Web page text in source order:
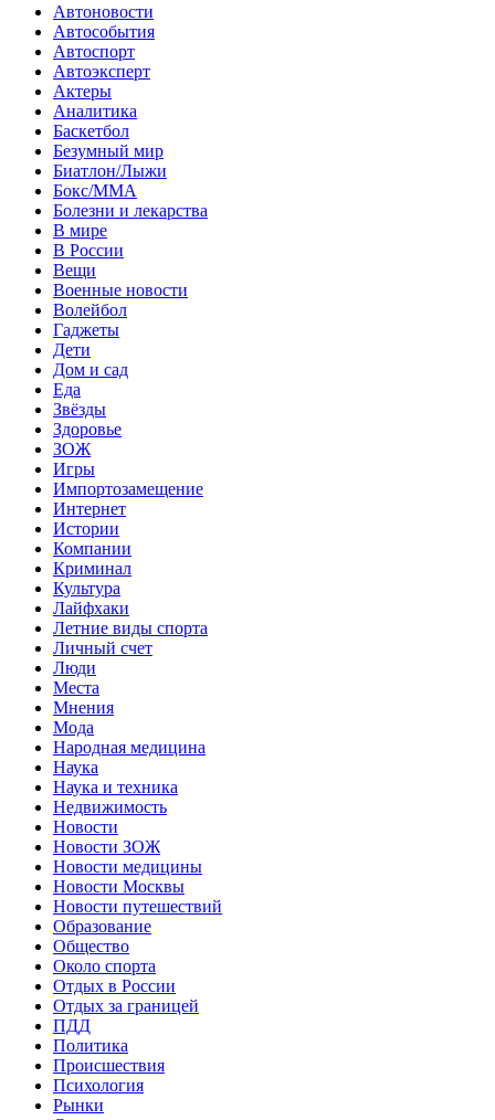
Автоновости
Автособытия
Автоспорт
Автоэксперт
Актеры
Аналитика
Баскетбол
Безумный мир
Биатлон/Лыжи
Бокс/MMA
Болезни и лекарства
В мире
В России
Вещи
Военные новости
Волейбол
Гаджеты
Дети
Дом и сад
Еда
Звёзды
Здоровье
ЗОЖ
Игры
Импортозамещение
Интернет
Истории
Компании
Криминал
Культура
Лайфхаки
Летние виды спорта
Личный счет
Люди
Места
Мнения
Мода
Народная медицина
Наука
Наука и техника
Недвижимость
Новости
Новости ЗОЖ
Новости медицины
Новости Москвы
Новости путешествий
Образование
Общество
Около спорта
Отдых в России
Отдых за границей
ПДД
Политика
Происшествия
Психология
Рынки